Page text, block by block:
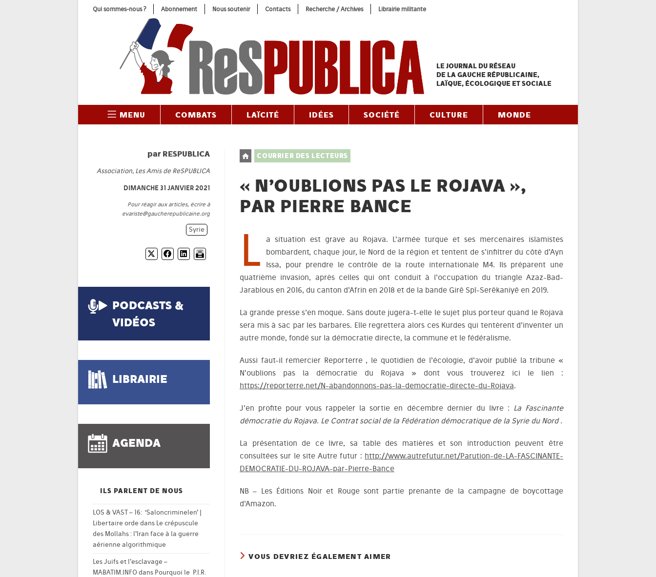
Qui sommes-nous ? Abonnement Nous soutenir Contacts Recherche / Archives Librairie militante
LE JOURNAL DU RÉSEAU
DE LA GAUCHE RÉPUBLICAINE,
LAÏQUE, ÉCOLOGIQUE ET SOCIALE
MENU COMBATS LAÏCITÉ IDÉES SOCIÉTÉ CULTURE MONDE
Post
category:
COURRIER DES LECTEURS
« N’OUBLIONS PAS LE ROJAVA »,
PAR PIERRE BANCE
L
a situation est grave au Rojava. L’armée turque et ses mercenaires islamistes
bombardent, chaque jour, le Nord de la région et tentent de s’infiltrer du côté d’Ayn
Issa, pour prendre le contrôle de la route internationale M4. Ils préparent une
quatrième invasion, après celles qui ont conduit à l’occupation du triangle Azaz-Bad-
Jarablous en 2016, du canton d’Afrin en 2018 et de la bande Girê Spî-Serêkaniyê en 2019.
La grande presse s’en moque. Sans doute jugera-t-elle le sujet plus porteur quand le Rojava
sera mis à sac par les barbares. Elle regrettera alors ces Kurdes qui tentèrent d’inventer un
autre monde, fondé sur la démocratie directe, la commune et le fédéralisme.
Aussi faut-il remercier Reporterre , le quotidien de l’écologie, d’avoir publié la tribune «
N’oublions pas la démocratie du Rojava » dont vous trouverez ici le lien :
https://reporterre.net/N-abandonnons-pas-la-democratie-directe-du-Rojava.
J’en profite pour vous rappeler la sortie en décembre dernier du livre : La Fascinante
démocratie du Rojava. Le Contrat social de la Fédération démocratique de la Syrie du Nord .
La présentation de ce livre, sa table des matières et son introduction peuvent être
consultées sur le site Autre futur : http://www.autrefutur.net/Parution-de-LA-FASCINANTE-
DEMOCRATIE-DU-ROJAVA-par-Pierre-Bance
NB – Les Éditions Noir et Rouge sont partie prenante de la campagne de boycottage
d’Amazon.
VOUS DEVRIEZ ÉGALEMENT AIMER
par RESPUBLICA
Association, Les Amis de ReSPUBLICA
DIMANCHE 31 JANVIER 2021
Pour réagir aux articles, écrire à
evariste@gaucherepublicaine.org
Syrie
PODCASTS &
VIDÉOS
LIBRAIRIE
AGENDA
ILS PARLENT DE NOUS
LOS & VAST – 16: ‘Saloncriminelen’ |
Libertaire orde dans Le crépuscule
des Mollahs : l’Iran face à la guerre
aérienne algorithmique
Les Juifs et l’esclavage –
MABATIM.INFO dans Pourquoi le P.I.R.